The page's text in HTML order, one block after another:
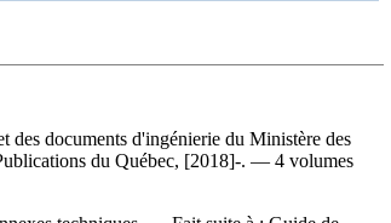
des documents d'ingénierie du Ministère des
du Québec, [2018]-. — 4 volumes